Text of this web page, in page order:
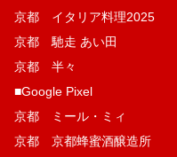
京都 イタリア料理2025
京都 馳走 あい田
京都 半々
■Google Pixel
京都 ミール・ミィ
京都 京都蜂蜜酒醸造所